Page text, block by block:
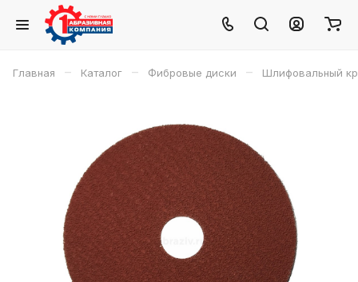
Главная – Каталог – Фибровые диски – Шлифовальный